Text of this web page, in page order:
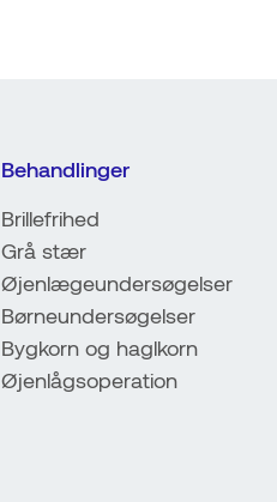
Behandlinger
Brillefrihed
Grå stær
Øjenlægeundersøgelser
Børneundersøgelser
Bygkorn og haglkorn
Øjenlågsoperation